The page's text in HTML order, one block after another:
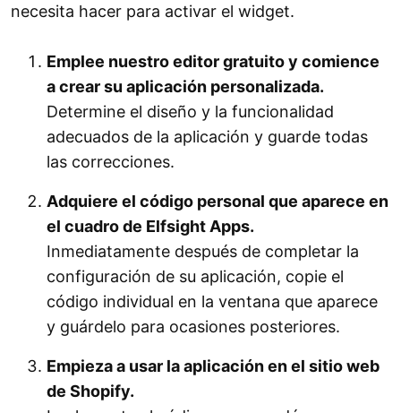
necesita hacer para activar el widget.
Emplee nuestro editor gratuito y comience
a crear su aplicación personalizada.
Determine el diseño y la funcionalidad
adecuados de la aplicación y guarde todas
las correcciones.
Adquiere el código personal que aparece en
el cuadro de Elfsight Apps.
Inmediatamente después de completar la
configuración de su aplicación, copie el
código individual en la ventana que aparece
y guárdelo para ocasiones posteriores.
Empieza a usar la aplicación en el sitio web
de Shopify.